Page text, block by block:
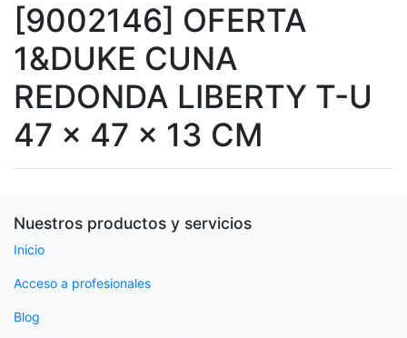
[9002146] OFERTA
1&DUKE CUNA
REDONDA LIBERTY T-U
47 x 47 x 13 CM
Nuestros productos y servicios
Inicio
Acceso a profesionales
Blog